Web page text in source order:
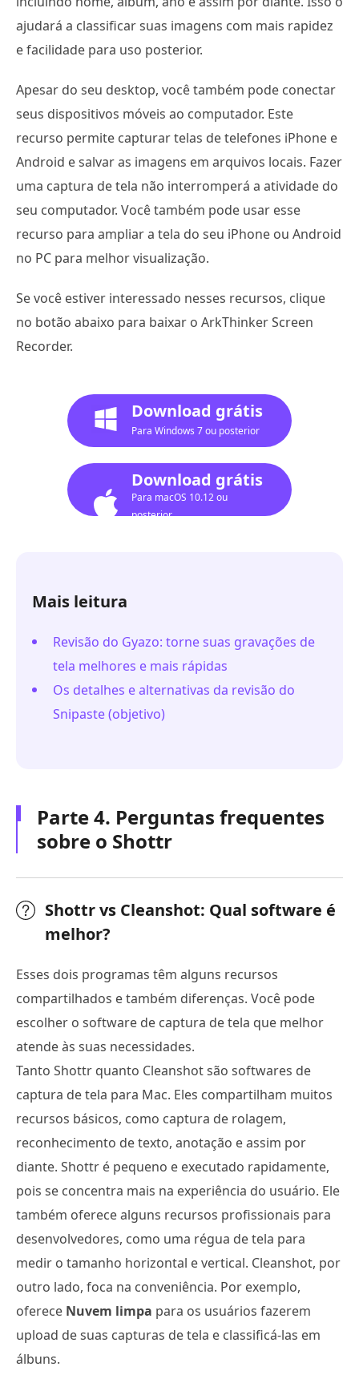
ajudará a classificar suas imagens com mais rapidez
e facilidade para uso posterior.
Apesar do seu desktop, você também pode conectar
seus dispositivos móveis ao computador. Este
recurso permite capturar telas de telefones iPhone e
Android e salvar as imagens em arquivos locais. Fazer
uma captura de tela não interromperá a atividade do
seu computador. Você também pode usar esse
recurso para ampliar a tela do seu iPhone ou Android
no PC para melhor visualização.
Se você estiver interessado nesses recursos, clique
no botão abaixo para baixar o ArkThinker Screen
Recorder.
Download grátis
Para Windows 7 ou posterior
Download grátis
Para macOS 10.12 ou
posterior
Mais leitura
Revisão do Gyazo: torne suas gravações de
tela melhores e mais rápidas
Os detalhes e alternativas da revisão do
Snipaste (objetivo)
Parte 4. Perguntas frequentes
sobre o Shottr
Shottr vs Cleanshot: Qual software é
melhor?
Esses dois programas têm alguns recursos
compartilhados e também diferenças. Você pode
escolher o software de captura de tela que melhor
atende às suas necessidades.
Tanto Shottr quanto Cleanshot são softwares de
captura de tela para Mac. Eles compartilham muitos
recursos básicos, como captura de rolagem,
reconhecimento de texto, anotação e assim por
diante. Shottr é pequeno e executado rapidamente,
pois se concentra mais na experiência do usuário. Ele
também oferece alguns recursos profissionais para
desenvolvedores, como uma régua de tela para
medir o tamanho horizontal e vertical. Cleanshot, por
outro lado, foca na conveniência. Por exemplo,
oferece Nuvem limpa para os usuários fazerem
upload de suas capturas de tela e classificá-las em
álbuns.